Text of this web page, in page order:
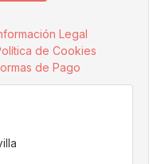
Legal
de Cookies
de Pago